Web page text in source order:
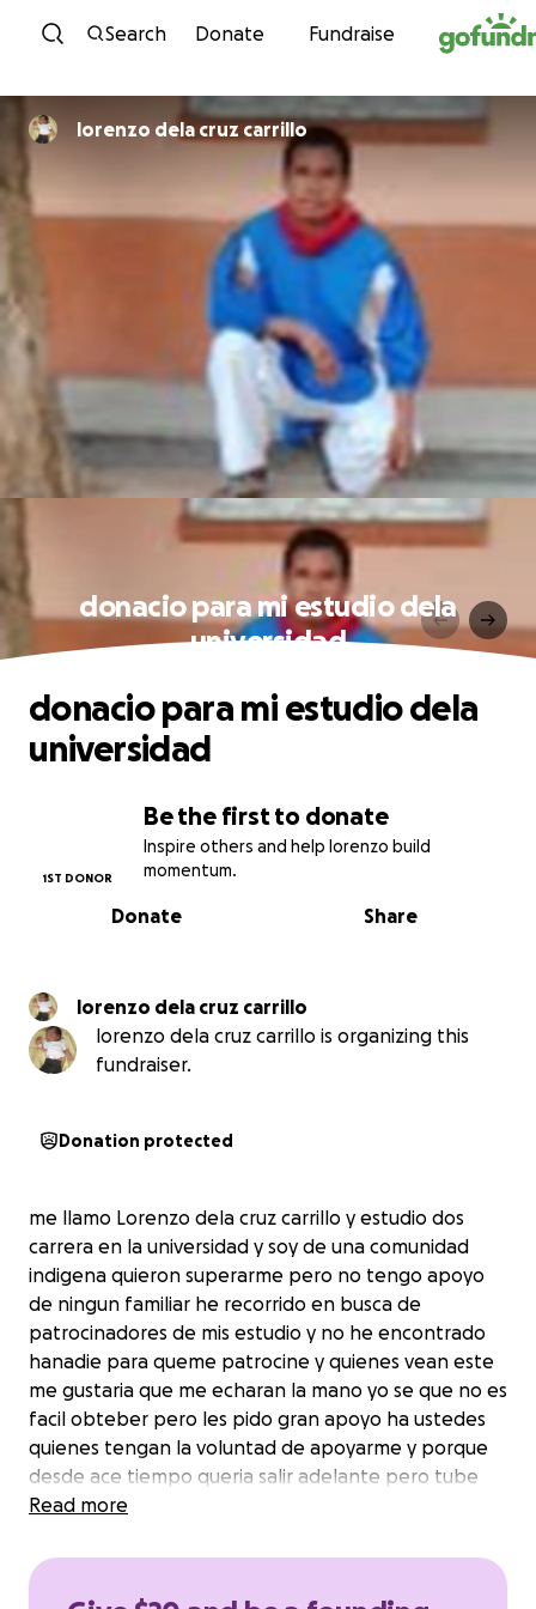
Skip to content
Search Donate Fundraise
lorenzo dela cruz carrillo
donacio para mi estudio dela
universidad
Be the first to donate
Inspire others and help lorenzo build
momentum.
1ST DONOR
Share
Donate
donacio para mi estudio dela
universidad
lorenzo dela cruz carrillo
lorenzo dela cruz carrillo is organizing this
fundraiser.
Donation protected
me llamo Lorenzo dela cruz carrillo y estudio dos
carrera en la universidad y soy de una comunidad
indigena quieron superarme pero no tengo apoyo
de ningun familiar he recorrido en busca de
patrocinadores de mis estudio y no he encontrado
hanadie para queme patrocine y quienes vean este
me gustaria que me echaran la mano yo se que no es
facil obteber pero les pido gran apoyo ha ustedes
quienes tengan la voluntad de apoyarme y porque
desde ace tiempo queria salir adelante pero tube
una enfermedad cuando estube enla prepa y me
luchar demi salud dia con dia me alivie ace apenas
Read more